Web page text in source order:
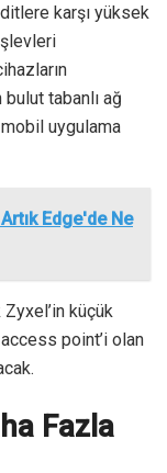
karşı yüksek
bulut tabanlı ağ
uygulama
Edge'de Ne
küçük
point’i olan
Fazla